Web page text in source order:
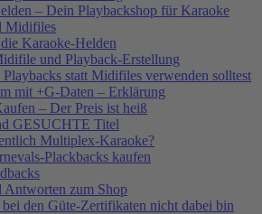
– Dein Playbackshop für Karaoke
Midifiles
Karaoke-Helden
und Playback-Erstellung
statt Midifiles verwenden solltest
mit +G-Daten – Erklärung
– Der Preis ist heiß
GESUCHTE Titel
Multiplex-Karaoke?
Plackbacks kaufen
Antworten zum Shop
den Güte-Zertifikaten nicht dabei bin